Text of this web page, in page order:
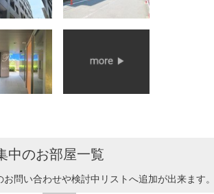
中のお部屋一覧
問い合わせや検討中リストへ追加が出来ます。